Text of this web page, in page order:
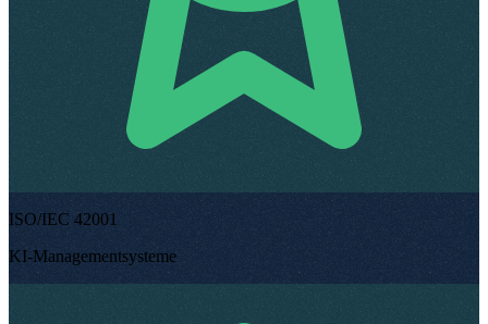
ISO/IEC 42001
KI-Managementsysteme